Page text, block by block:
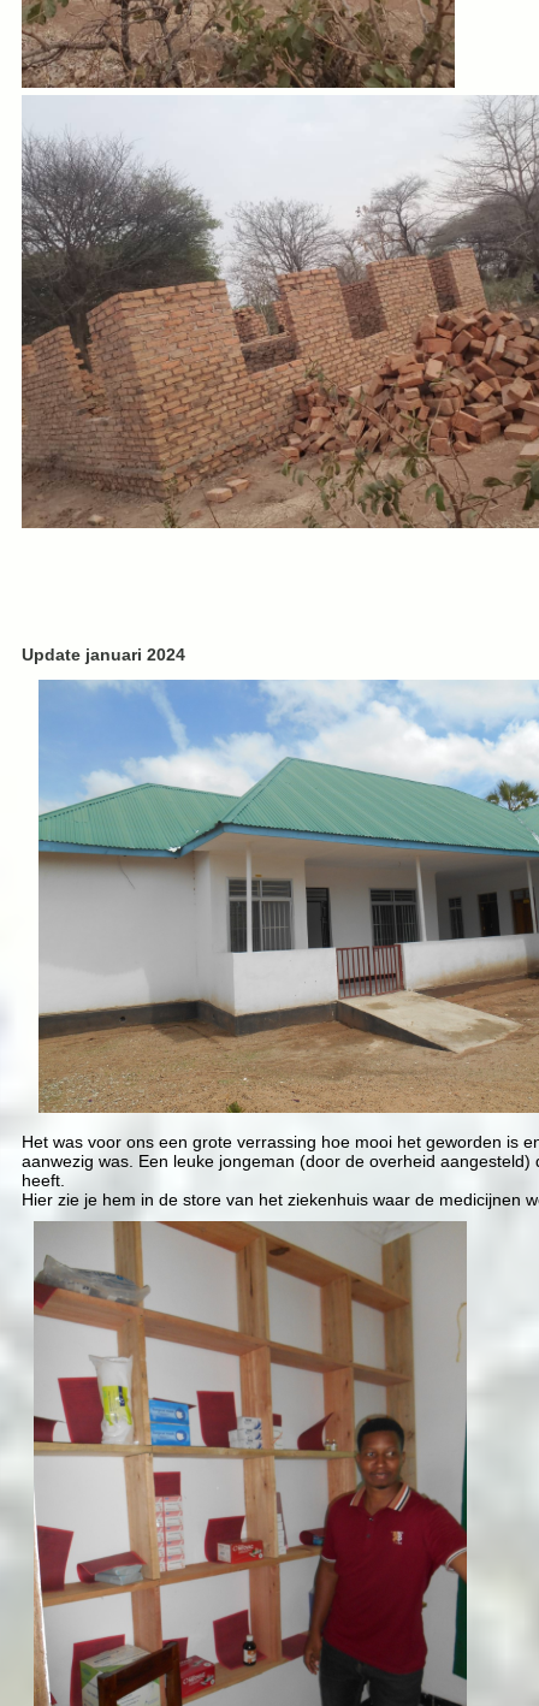
Update januari 2024
Het was voor ons een grote verrassing hoe mooi het geworden is
aanwezig was. Een leuke jongeman (door de overheid
heeft.
Hier zie je hem in de store van het ziekenhuis waar de medicijnen